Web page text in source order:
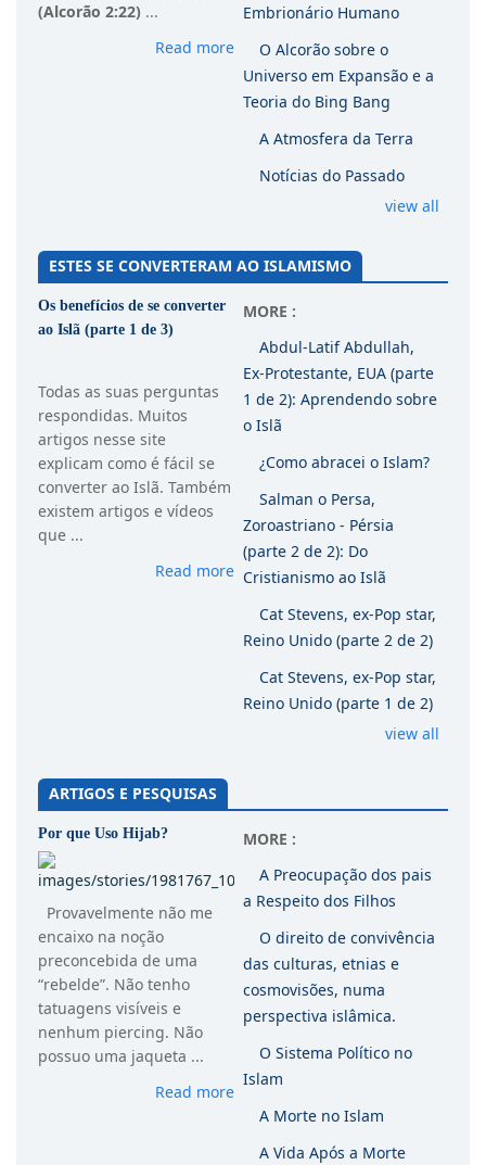
(Alcorão 2:22) ...
Read more
Embrionário Humano
O Alcorão sobre o
Universo em Expansão e a
Teoria do Bing Bang
A Atmosfera da Terra
Notícias do Passado
view all
ESTES SE CONVERTERAM AO ISLAMISMO
Os benefícios de se converter
ao Islã (parte 1 de 3)
Todas as suas perguntas
respondidas. Muitos
artigos nesse site
explicam como é fácil se
converter ao Islã. Também
existem artigos e vídeos
que ...
Read more
MORE :
Abdul-Latif Abdullah,
Ex-Protestante, EUA (parte
1 de 2): Aprendendo sobre
o Islã
¿Como abracei o Islam?
Salman o Persa,
Zoroastriano - Pérsia
(parte 2 de 2): Do
Cristianismo ao Islã
Cat Stevens, ex-Pop star,
Reino Unido (parte 2 de 2)
Cat Stevens, ex-Pop star,
Reino Unido (parte 1 de 2)
view all
ARTIGOS E PESQUISAS
Por que Uso Hijab?
Provavelmente não me
encaixo na noção
preconcebida de uma
“rebelde”. Não tenho
tatuagens visíveis e
nenhum piercing. Não
possuo uma jaqueta ...
Read more
MORE :
A Preocupação dos pais
a Respeito dos Filhos
O direito de convivência
das culturas, etnias e
cosmovisões, numa
perspectiva islâmica.
O Sistema Político no
Islam
A Morte no Islam
A Vida Após a Morte